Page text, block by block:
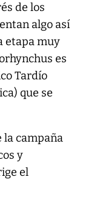
de los
algo así
etapa muy
es
Tardío
que se
la campaña
y
el